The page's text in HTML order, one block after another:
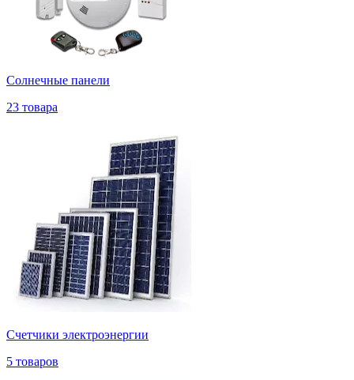
Солнечные панели
23 товара
Счетчики электроэнергии
5 товаров